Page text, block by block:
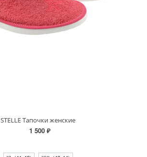
STELLE Тапочки женские
1 500 ₽